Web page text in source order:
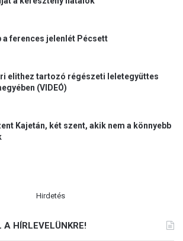
a ferences jelenlét Pécsett
elithez tartozó régészeti leletegyüttes
(VIDEÓ)
Kajetán, két szent, akik nem a könnyebb
Hirdetés
A HÍRLEVELÜNKRE!